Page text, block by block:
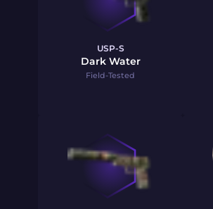
USP-S
Dark Water
Field-Tested